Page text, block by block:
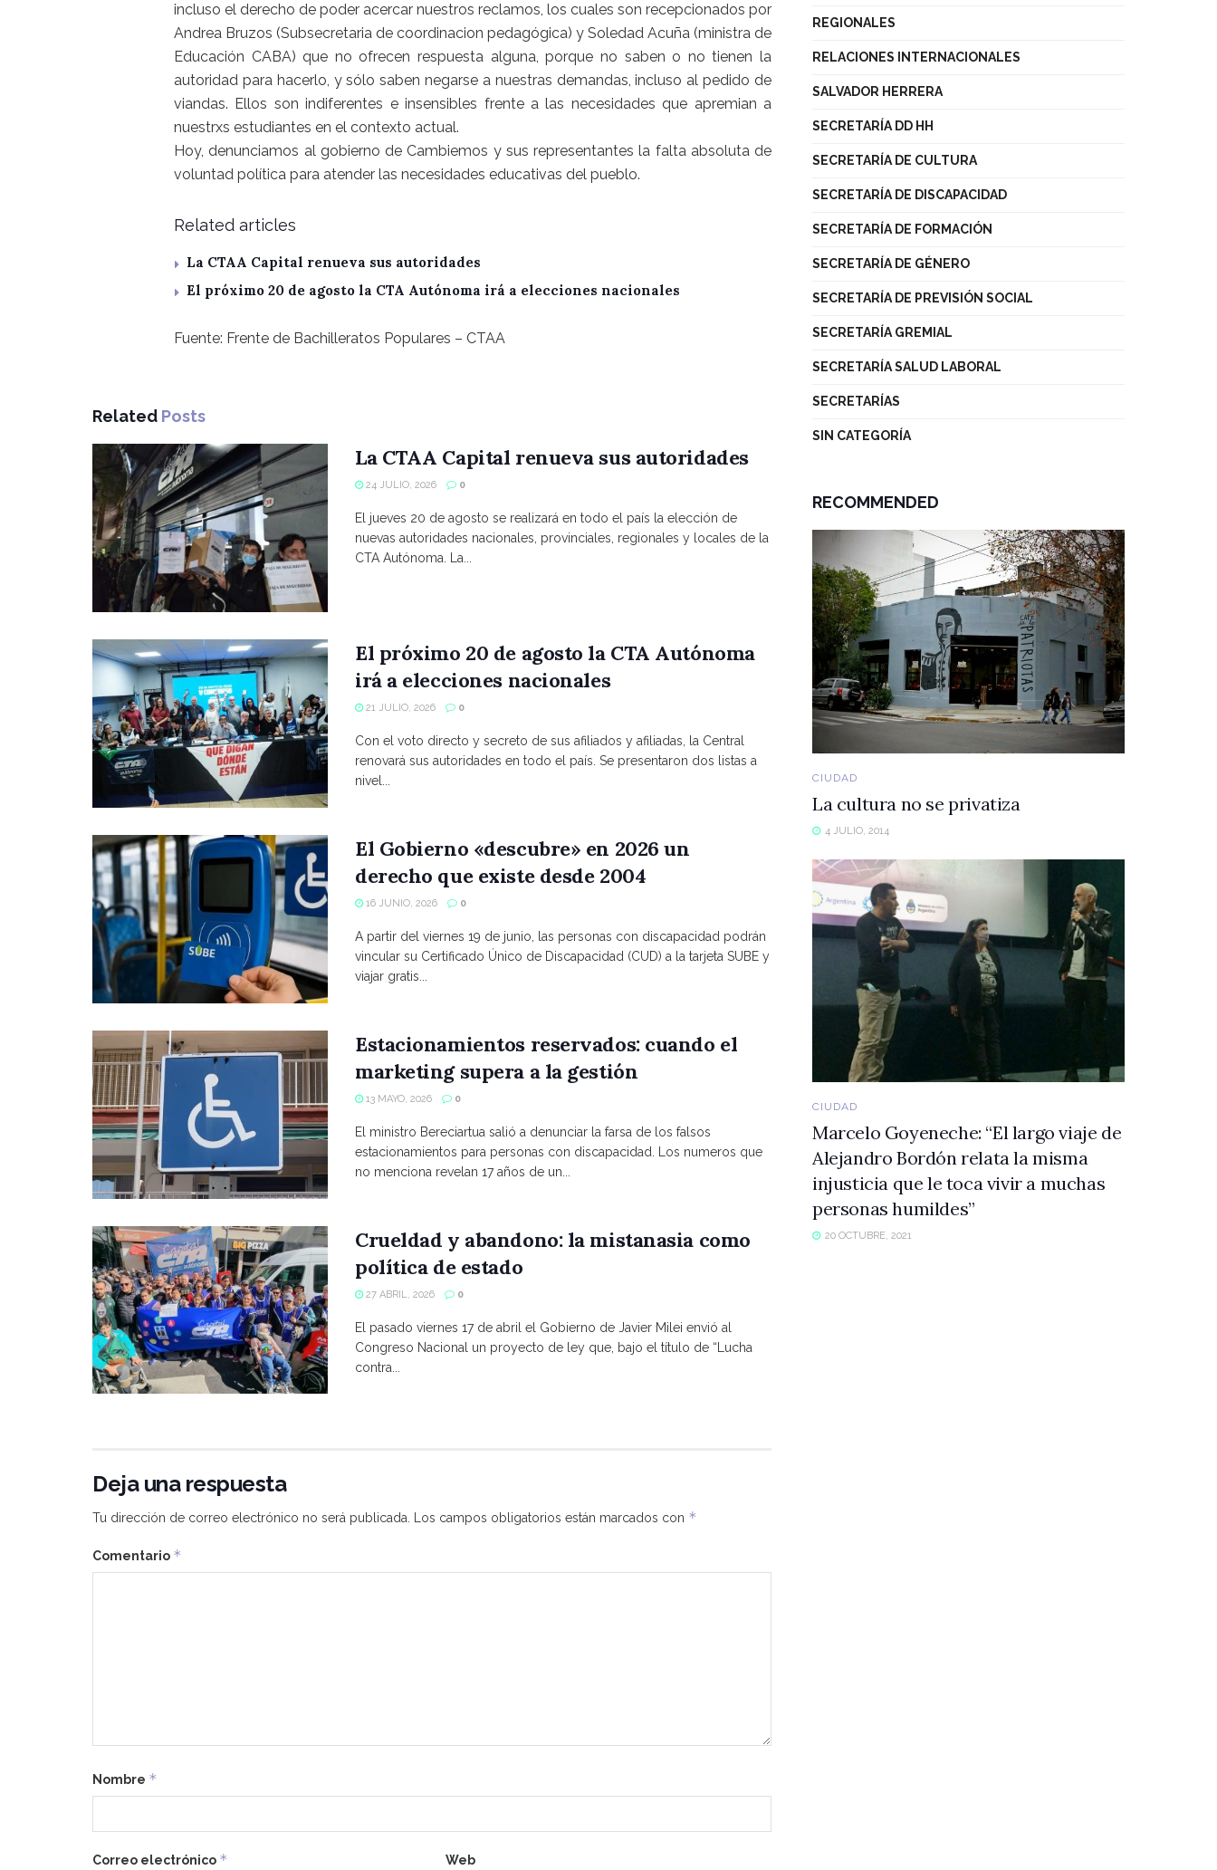
incluso el derecho de poder acercar nuestros reclamos, los cuales son recepcionados por
Andrea Bruzos (Subsecretaria de coordinacion pedagógica) y Soledad Acuña (ministra de
Educación CABA) que no ofrecen respuesta alguna, porque no saben o no tienen la
autoridad para hacerlo, y sólo saben negarse a nuestras demandas, incluso al pedido de
viandas. Ellos son indiferentes e insensibles frente a las necesidades que apremian a
nuestrxs estudiantes en el contexto actual.
Hoy, denunciamos al gobierno de Cambiemos y sus representantes la falta absoluta de
voluntad política para atender las necesidades educativas del pueblo.
Related articles
La CTAA Capital renueva sus autoridades
El próximo 20 de agosto la CTA Autónoma irá a elecciones nacionales
Fuente: Frente de Bachilleratos Populares – CTAA
Related Posts
La CTAA Capital renueva sus autoridades
24 JULIO, 2026 0
El jueves 20 de agosto se realizará en todo el país la elección de
nuevas autoridades nacionales, provinciales, regionales y locales de la
CTA Autónoma. La...
El próximo 20 de agosto la CTA Autónoma
irá a elecciones nacionales
21 JULIO, 2026 0
Con el voto directo y secreto de sus afiliados y afiliadas, la Central
renovará sus autoridades en todo el país. Se presentaron dos listas a
nivel...
El Gobierno «descubre» en 2026 un
derecho que existe desde 2004
16 JUNIO, 2026 0
A partir del viernes 19 de junio, las personas con discapacidad podrán
vincular su Certificado Único de Discapacidad (CUD) a la tarjeta SUBE y
viajar gratis...
Estacionamientos reservados: cuando el
marketing supera a la gestión
13 MAYO, 2026 0
El ministro Bereciartua salió a denunciar la farsa de los falsos
estacionamientos para personas con discapacidad. Los numeros que
no menciona revelan 17 años de un...
Crueldad y abandono: la mistanasia como
política de estado
27 ABRIL, 2026 0
El pasado viernes 17 de abril el Gobierno de Javier Milei envió al
Congreso Nacional un proyecto de ley que, bajo el título de “Lucha
contra...
Deja una respuesta
Tu dirección de correo electrónico no será publicada. Los campos obligatorios están marcados con *
Comentario *
Nombre *
Correo electrónico * Web
REGIONALES
RELACIONES INTERNACIONALES
SALVADOR HERRERA
SECRETARÍA DD HH
SECRETARÍA DE CULTURA
SECRETARÍA DE DISCAPACIDAD
SECRETARÍA DE FORMACIÓN
SECRETARÍA DE GÉNERO
SECRETARÍA DE PREVISIÓN SOCIAL
SECRETARÍA GREMIAL
SECRETARÍA SALUD LABORAL
SECRETARÍAS
SIN CATEGORÍA
RECOMMENDED
CIUDAD
La cultura no se privatiza
4 JULIO, 2014
CIUDAD
Marcelo Goyeneche: “El largo viaje de
Alejandro Bordón relata la misma
injusticia que le toca vivir a muchas
personas humildes”
20 OCTUBRE, 2021